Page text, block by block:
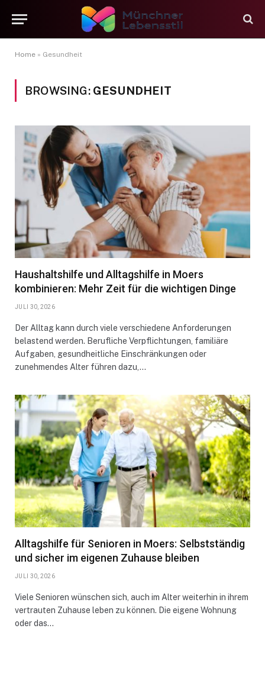
Home » Gesundheit
BROWSING: GESUNDHEIT
Haushaltshilfe und Alltagshilfe in Moers
kombinieren: Mehr Zeit für die wichtigen Dinge
JULI 30, 2026
Der Alltag kann durch viele verschiedene Anforderungen
belastend werden. Berufliche Verpflichtungen, familiäre
Aufgaben, gesundheitliche Einschränkungen oder
zunehmendes Alter führen dazu,…
Alltagshilfe für Senioren in Moers: Selbstständig
und sicher im eigenen Zuhause bleiben
JULI 30, 2026
Viele Senioren wünschen sich, auch im Alter weiterhin in ihrem
vertrauten Zuhause leben zu können. Die eigene Wohnung
oder das…